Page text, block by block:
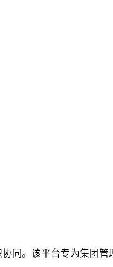
同。该平台专为集团